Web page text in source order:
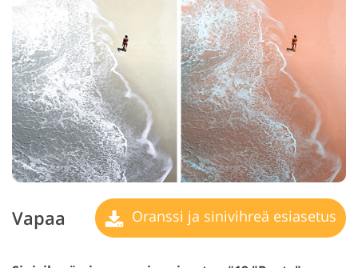
Vapaa Oranssi ja sinivihreä esiasetus